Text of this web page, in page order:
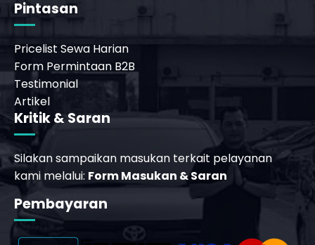
Pintasan
Pricelist Sewa Harian
Form Permintaan B2B
Testimonial
Artikel
Kritik & Saran
Silakan sampaikan masukan terkait pelayanan
kami melalui: Form Masukan & Saran
Pembayaran